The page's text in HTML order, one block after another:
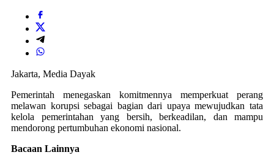
Jakarta, Media Dayak
Pemerintah menegaskan komitmennya memperkuat perang
melawan korupsi sebagai bagian dari upaya mewujudkan tata
kelola pemerintahan yang bersih, berkeadilan, dan mampu
mendorong pertumbuhan ekonomi nasional.
Bacaan Lainnya